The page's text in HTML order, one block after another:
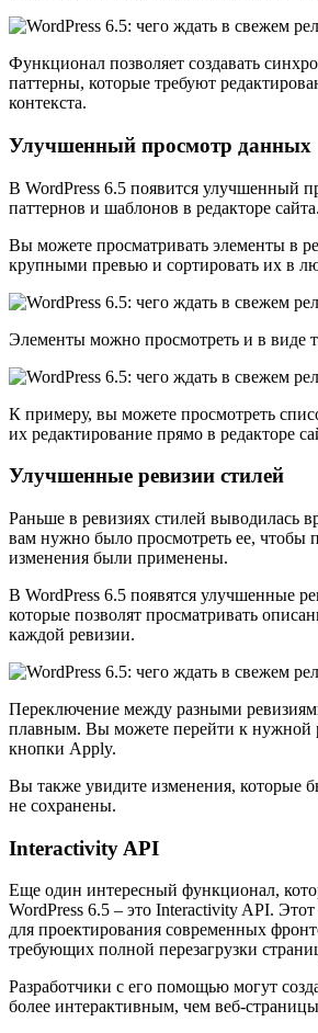
Функционал позволяет создавать
паттерны, которые требуют
контекста.
Улучшенный просмотр данных
В WordPress 6.5 появится улучшенный
паттернов и шаблонов в редакторе сайта.
Вы можете просматривать элементы в
крупными превью и сортировать их в
Элементы можно просмотреть и в виде
К примеру, вы можете просмотреть
их редактирование прямо в редакторе
Улучшенные ревизии стилей
Раньше в ревизиях стилей выводилась
вам нужно было просмотреть ее, чтобы
изменения были применены.
В WordPress 6.5 появятся улучшенные
которые позволят просматривать
каждой ревизии.
Переключение между разными
плавным. Вы можете перейти к нужной
кнопки Apply.
Вы также увидите изменения, которые
не сохранены.
Interactivity API
Еще один интересный функционал,
WordPress 6.5 – это Interactivity API.
для проектирования современных
требующих полной перезагрузки
Разработчики с его помощью могут
более интерактивным, чем веб-